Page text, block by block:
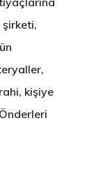
şirketi,
kişiye